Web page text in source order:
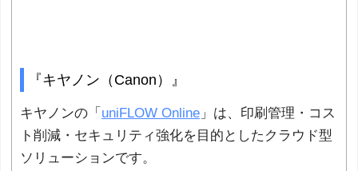
『キヤノン（Canon）』
キヤノンの「 uniFLOW Online 」は、印刷管理・コス
ト削減・セキュリティ強化を目的としたクラウド型
ソリューションです。